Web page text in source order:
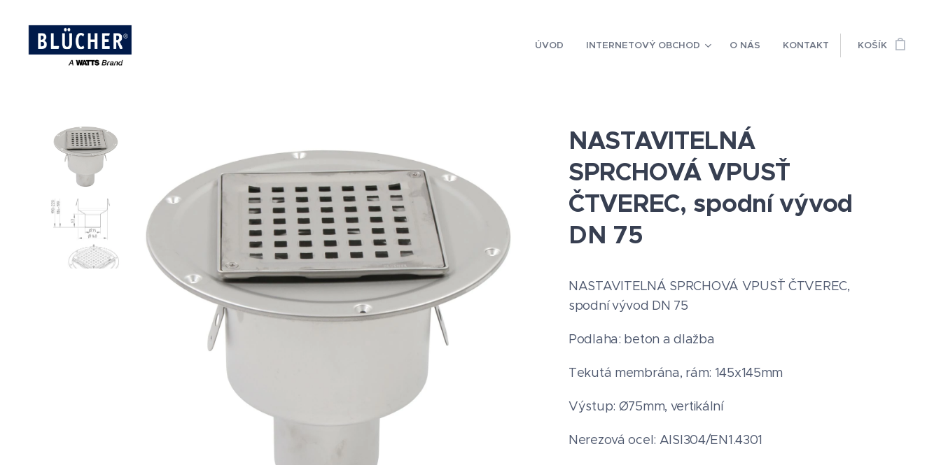
ÚVOD INTERNETOVÝ OBCHOD O NÁS KONTAKT KOŠÍK
NASTAVITELNÁ
SPRCHOVÁ VPUSŤ
ČTVEREC, spodní vývod
DN 75
NASTAVITELNÁ SPRCHOVÁ VPUSŤ ČTVEREC,
spodní vývod DN 75
Podlaha: beton a dlažba
Tekutá membrána, rám: 145x145mm
Výstup: Ø75mm, vertikální
Nerezová ocel: AISI304/EN1.4301